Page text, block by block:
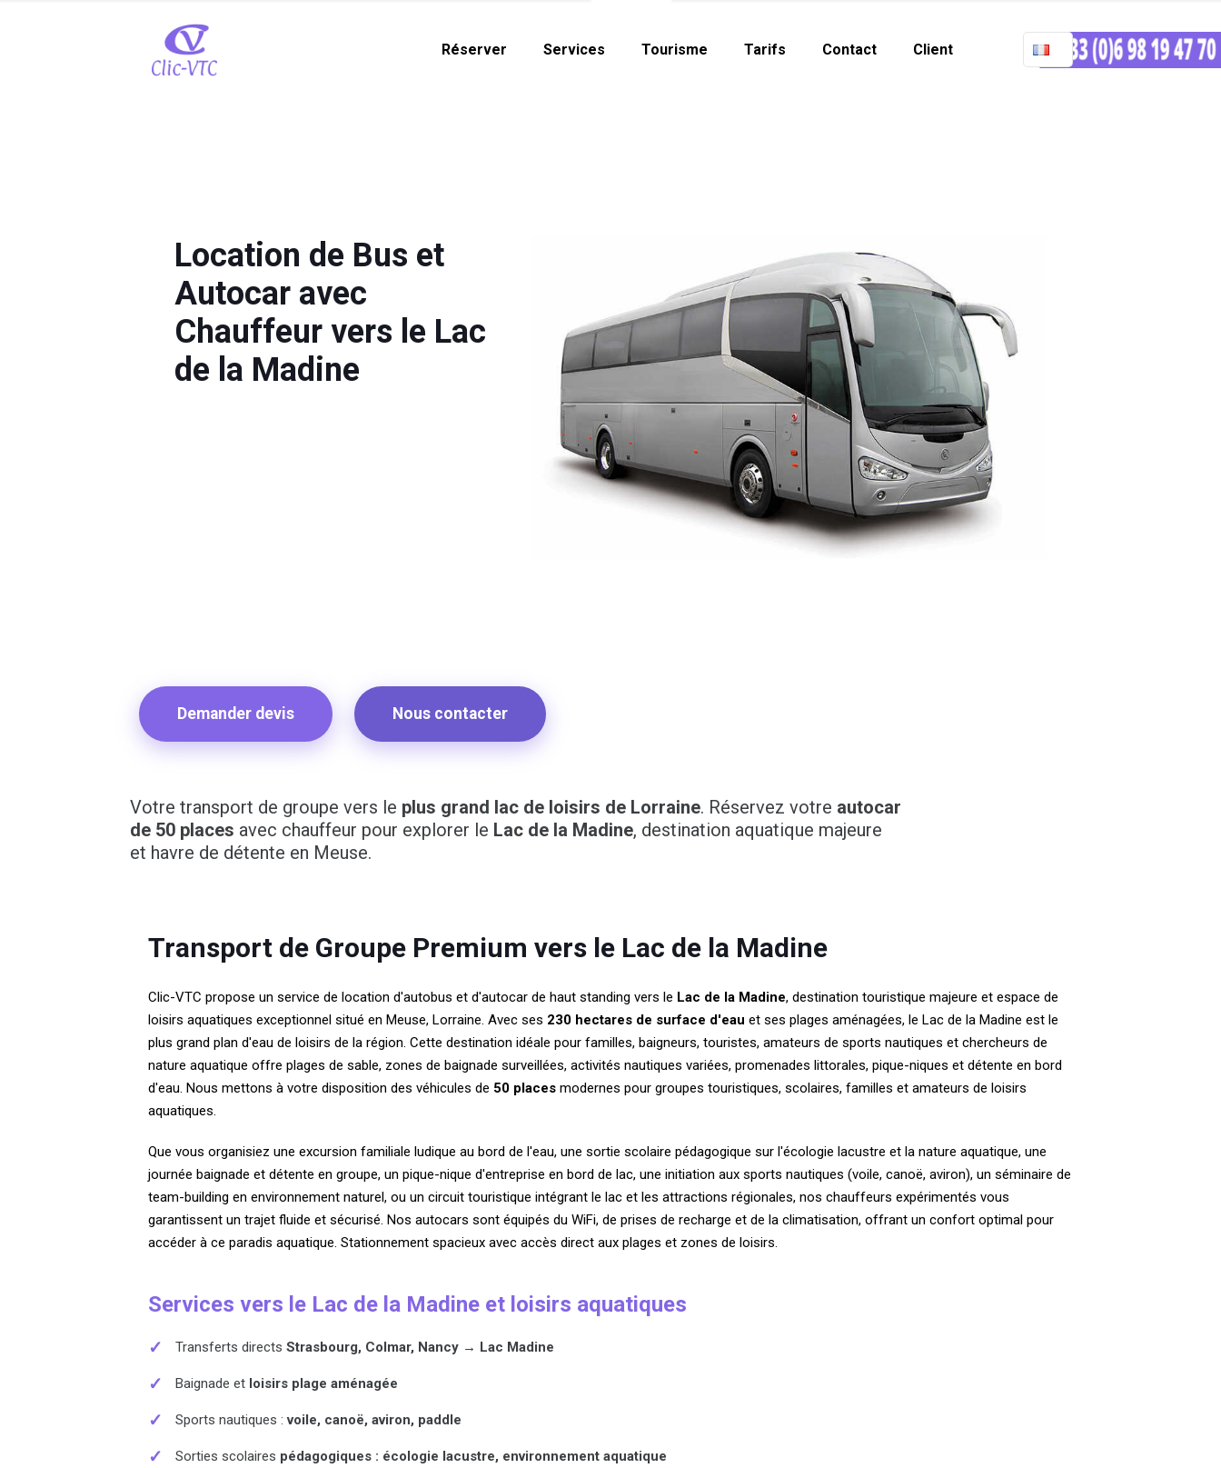
Réserver Services Tourisme Tarifs Contact Client
Location de Bus et
Autocar avec
Chauffeur vers le Lac
de la Madine
Demander devis Nous contacter
Votre transport de groupe vers le plus grand lac de loisirs de Lorraine. Réservez votre autocar
de 50 places avec chauffeur pour explorer le Lac de la Madine, destination aquatique majeure
et havre de détente en Meuse.
Transport de Groupe Premium vers le Lac de la Madine
Clic-VTC propose un service de location d'autobus et d'autocar de haut standing vers le Lac de la Madine, destination touristique majeure et espace de
loisirs aquatiques exceptionnel situé en Meuse, Lorraine. Avec ses 230 hectares de surface d'eau et ses plages aménagées, le Lac de la Madine est le
plus grand plan d'eau de loisirs de la région. Cette destination idéale pour familles, baigneurs, touristes, amateurs de sports nautiques et chercheurs de
nature aquatique offre plages de sable, zones de baignade surveillées, activités nautiques variées, promenades littorales, pique-niques et détente en bord
d'eau. Nous mettons à votre disposition des véhicules de 50 places modernes pour groupes touristiques, scolaires, familles et amateurs de loisirs
aquatiques.
Que vous organisiez une excursion familiale ludique au bord de l'eau, une sortie scolaire pédagogique sur l'écologie lacustre et la nature aquatique, une
journée baignade et détente en groupe, un pique-nique d'entreprise en bord de lac, une initiation aux sports nautiques (voile, canoë, aviron), un séminaire de
team-building en environnement naturel, ou un circuit touristique intégrant le lac et les attractions régionales, nos chauffeurs expérimentés vous
garantissent un trajet fluide et sécurisé. Nos autocars sont équipés du WiFi, de prises de recharge et de la climatisation, offrant un confort optimal pour
accéder à ce paradis aquatique. Stationnement spacieux avec accès direct aux plages et zones de loisirs.
Services vers le Lac de la Madine et loisirs aquatiques
✓ Transferts directsStrasbourg, Colmar, Nancy → Lac Madine
✓ Baignade et loisirs plage aménagée
✓ Sports nautiques :voile, canoë, aviron, paddle
✓ Sorties scolaires pédagogiques : écologie lacustre, environnement aquatique